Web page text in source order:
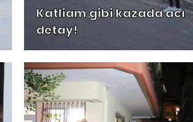
Katliam gibi kazada acı
detay!